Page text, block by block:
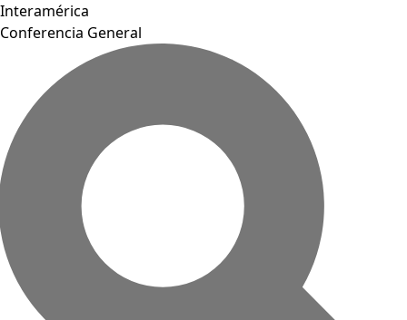
Interamérica
Conferencia General